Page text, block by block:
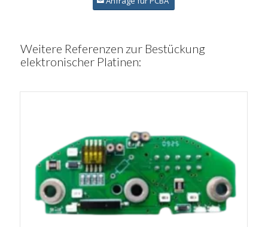
Weitere Referenzen zur Bestückung
elektronischer Platinen: